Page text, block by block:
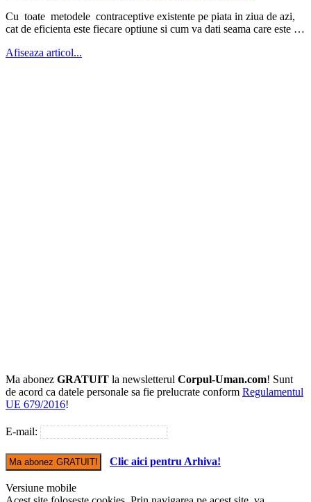
Cu toate metodele contraceptive existente pe piata in ziua de azi,
cat de eficienta este fiecare optiune si cum va dati seama care este …
Afiseaza articol...
Ma abonez GRATUIT la newsletterul Corpul-Uman.com! Sunt
de acord ca datele personale sa fie prelucrate conform Regulamentul
UE 679/2016!
E-mail:
Clic aici pentru Arhiva!
Versiune mobile